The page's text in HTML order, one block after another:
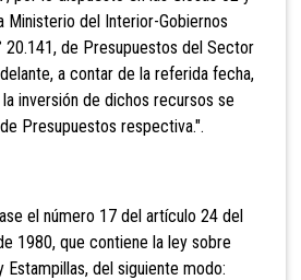
Ministerio del Interior-Gobiernos
20.141, de Presupuestos del Sector
a contar de la referida fecha,
inversión de dichos recursos se
Presupuestos respectiva.".
el número 17 del artículo 24 del
1980, que contiene la ley sobre
del siguiente modo: